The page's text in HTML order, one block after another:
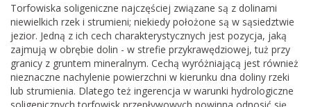
Torfowiska soligeniczne najczęściej związane są z dolinami
niewielkich rzek i strumieni; niekiedy położone są w sąsiedztwie
jezior. Jedną z ich cech charakterystycznych jest pozycja, jaką
zajmują w obrębie dolin - w strefie przykrawędziowej, tuż przy
granicy z gruntem mineralnym. Cechą wyróżniającą jest również
nieznaczne nachylenie powierzchni w kierunku dna doliny rzeki
lub strumienia. Dlatego też ingerencja w warunki hydrologiczne
soligenicznych torfowisk przepływowych powinna odnosić się